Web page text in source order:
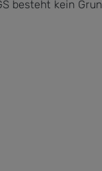
besteht kein
...